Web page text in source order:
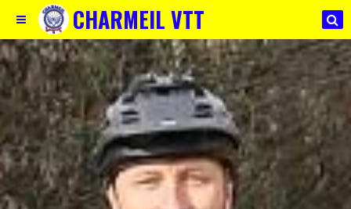
CHARMEIL VTT